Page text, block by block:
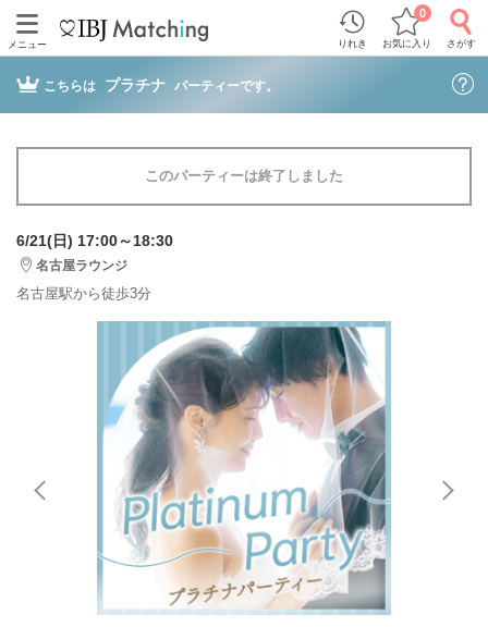
メニュー りれき お気に入り
0
さがす
こちらは プラチナ パーティーです。
このパーティーは終了しました
6/21(日) 17:00～18:30
名古屋ラウンジ
名古屋駅から徒歩3分